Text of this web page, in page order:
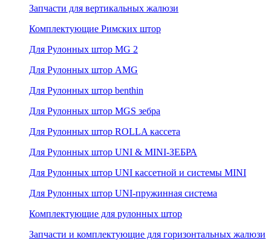
Запчасти для вертикальных жалюзи
Комплектующие Римских штор
Для Рулонных штор MG 2
Для Рулонных штор AMG
Для Рулонных штор benthin
Для Рулонных штор MGS зебра
Для Рулонных штор ROLLA кассета
Для Рулонных штор UNI & MINI-ЗЕБРА
Для Рулонных штор UNI кассетной и системы MINI
Для Рулонных штор UNI-пружинная система
Комплектующие для рулонных штор
Запчасти и комплектующие для горизонтальных жалюзи